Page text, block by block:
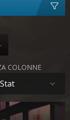
COLONNE